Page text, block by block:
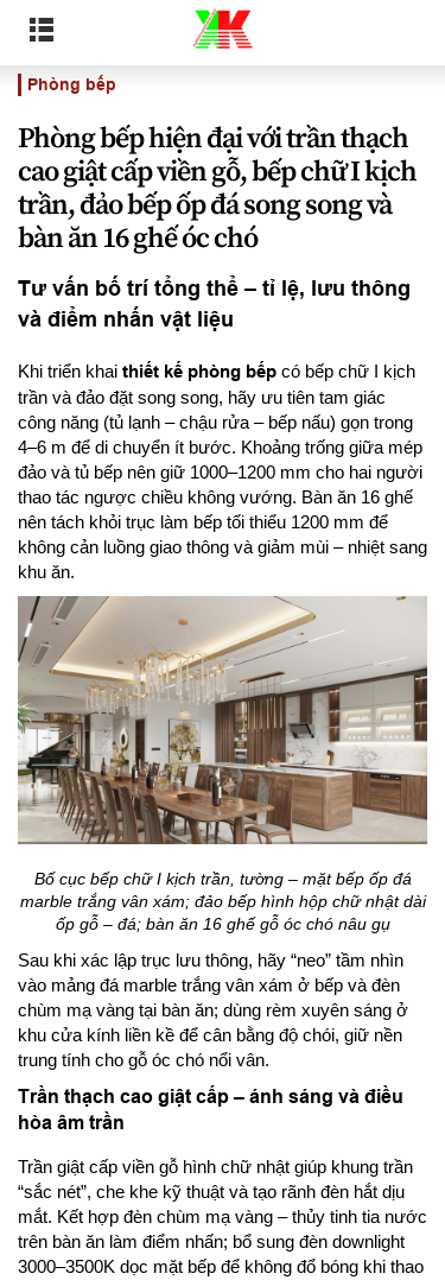
Phòng bếp
Phòng bếp hiện đại với trần thạch
cao giật cấp viền gỗ, bếp chữ I kịch
trần, đảo bếp ốp đá song song và
bàn ăn 16 ghế óc chó
Tư vấn bố trí tổng thể – tỉ lệ, lưu thông
và điểm nhấn vật liệu
Khi triển khai thiết kế phòng bếp có bếp chữ I kịch
trần và đảo đặt song song, hãy ưu tiên tam giác
công năng (tủ lạnh – chậu rửa – bếp nấu) gọn trong
4–6 m để di chuyển ít bước. Khoảng trống giữa mép
đảo và tủ bếp nên giữ 1000–1200 mm cho hai người
thao tác ngược chiều không vướng. Bàn ăn 16 ghế
nên tách khỏi trục làm bếp tối thiểu 1200 mm để
không cản luồng giao thông và giảm mùi – nhiệt sang
khu ăn.
Bố cục bếp chữ I kịch trần, tường – mặt bếp ốp đá
marble trắng vân xám; đảo bếp hình hộp chữ nhật dài
ốp gỗ – đá; bàn ăn 16 ghế gỗ óc chó nâu gụ
Sau khi xác lập trục lưu thông, hãy “neo” tầm nhìn
vào mảng đá marble trắng vân xám ở bếp và đèn
chùm mạ vàng tại bàn ăn; dùng rèm xuyên sáng ở
khu cửa kính liền kề để cân bằng độ chói, giữ nền
trung tính cho gỗ óc chó nổi vân.
Trần thạch cao giật cấp – ánh sáng và điều
hòa âm trần
Trần giật cấp viền gỗ hình chữ nhật giúp khung trần
“sắc nét”, che khe kỹ thuật và tạo rãnh đèn hắt dịu
mắt. Kết hợp đèn chùm mạ vàng – thủy tinh tia nước
trên bàn ăn làm điểm nhấn; bổ sung đèn downlight
3000–3500K dọc mặt bếp để không đổ bóng khi thao